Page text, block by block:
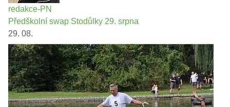
redakce-PN
Předškolní swap Stodůlky 29. srpna
29. 08.